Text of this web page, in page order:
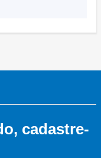
cadastre-